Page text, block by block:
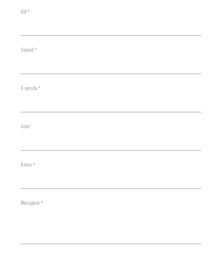
Ad *
Soyad *
E-posta *
Gsm
Konu *
Mesajınız *